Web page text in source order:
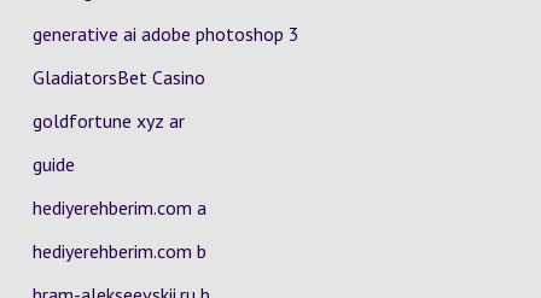
generative ai adobe photoshop 3
GladiatorsBet Casino
goldfortune xyz ar
guide
hediyerehberim.com a
hediyerehberim.com b